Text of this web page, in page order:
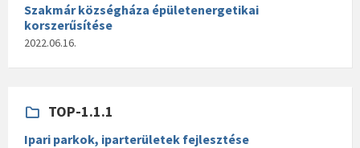
Szakmár községháza épületenergetikai
korszerűsítése
2022.06.16.
TOP-1.1.1
Ipari parkok, iparterületek fejlesztése